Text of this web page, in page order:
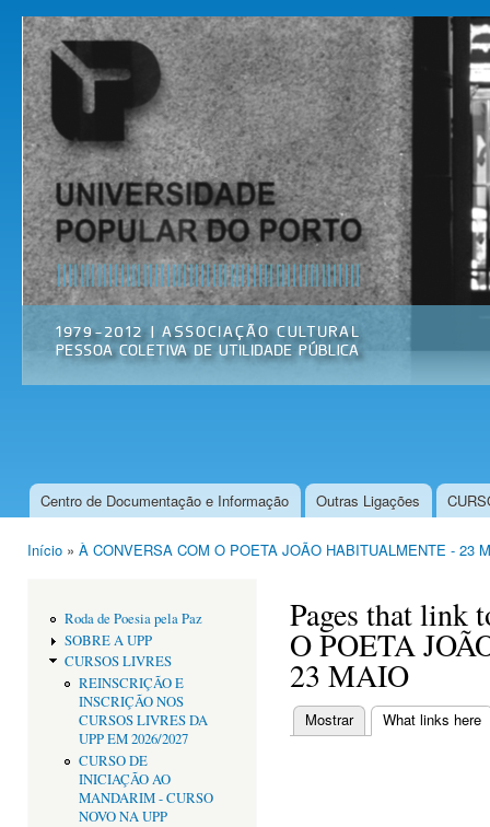
Universidade
Popular do
Porto
Associação
Cultural
Menu principal
Centro de Documentação e Informação Outras Ligações
Início » À CONVERSA COM O POETA JOÃO HABITUALMENTE - 23
Roda de Poesia pela Paz
SOBRE A UPP
CURSOS LIVRES
REINSCRIÇÃO E
INSCRIÇÃO NOS
CURSOS LIVRES DA
UPP EM 2026/2027
CURSO DE
INICIAÇÃO AO
MANDARIM - CURSO
NOVO NA UPP
Pages that link
O POETA
23 MAIO
Separadores
Mostrar What links here